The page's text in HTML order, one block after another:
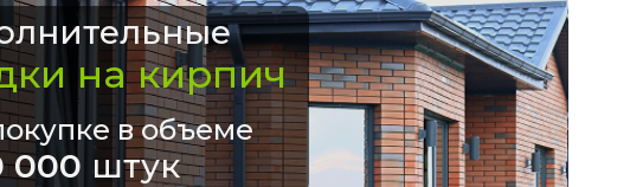
на кирпич
в объеме
000 штук